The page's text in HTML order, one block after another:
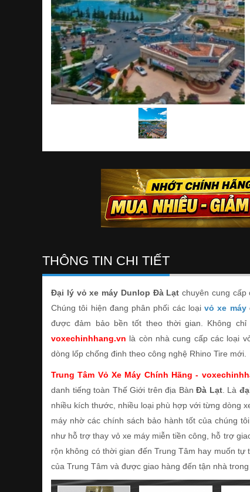
THÔNG TIN CHI TIẾT
Đại lý vỏ xe máy Dunlop Đà Lạt chuyên cung cấp
Chúng tôi hiện đang phân phối các loạivỏ xe máy
được đảm bảo bền tốt theo thời gian. Không
voxechinhhang.vn là còn nhà cung cấp các loại
dòng lốp chống đinh theo công nghệ Rhino Tire mới.
Trung Tâm Vỏ Xe Máy Chính Hãng -
danh tiếng toàn Thế Giới trên địa Bàn Đà Lạt. Là
nhiều kích thước, nhiều loại phù hợp với từng dòng
máy nhờ các chính sách bảo hành tốt của chúng
như hỗ trợ thay vỏ xe máy miễn tiền công, hỗ trợ
rộn không có thời gian đến Trung Tâm hay muốn
của Trung Tâm và được giao hàng đến tận nhà trong